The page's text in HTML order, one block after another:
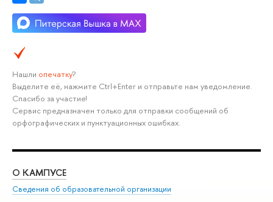
Нашли опечатку?
Выделите её, нажмите Ctrl+Enter и отправьте нам уведомление.
Спасибо за участие!
Сервис предназначен только для отправки сообщений об
орфографических и пунктуационных ошибках.
О КАМПУСЕ
Сведения об образовательной организации